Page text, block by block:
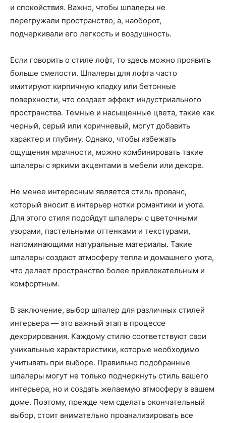
и спокойствия. Важно, чтобы шпалеры не
перегружали пространство, а, наоборот,
подчеркивали его легкость и воздушность.
Если говорить о стиле лофт, то здесь можно проявить
больше смелости. Шпалеры для лофта часто
имитируют кирпичную кладку или бетонные
поверхности, что создает эффект индустриального
пространства. Темные и насыщенные цвета, такие как
черный, серый или коричневый, могут добавить
характер и глубину. Однако, чтобы избежать
ощущения мрачности, можно комбинировать такие
шпалеры с яркими акцентами в мебели или декоре.
Не менее интересным является стиль прованс,
который вносит в интерьер нотки романтики и уюта.
Для этого стиля подойдут шпалеры с цветочными
узорами, пастельными оттенками и текстурами,
напоминающими натуральные материалы. Такие
шпалеры создают атмосферу тепла и домашнего уюта,
что делает пространство более привлекательным и
комфортным.
В заключение, выбор шпалер для различных стилей
интерьера — это важный этап в процессе
декорирования. Каждому стилю соответствуют свои
уникальные характеристики, которые необходимо
учитывать при выборе. Правильно подобранные
шпалеры могут не только подчеркнуть стиль вашего
интерьера, но и создать желаемую атмосферу в вашем
доме. Поэтому, прежде чем сделать окончательный
выбор, стоит внимательно проанализировать все